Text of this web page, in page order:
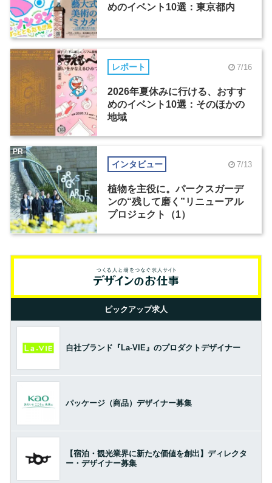
めのイベント10選：東京都内
レポート 7/16
2026年夏休みに行ける、おすす
めのイベント10選：そのほかの
地域
インタビュー 7/13
植物を主役に。パークスガーデ
ンの“残して磨く”リニューアル
プロジェクト（1）
PR
ピックアップ求人
自社ブランド『La-VIE』のプロダクトデザイナー
パッケージ（商品）デザイナー募集
【宿泊・観光業界に新たな価値を創出】ディレクタ
ー・デザイナー募集